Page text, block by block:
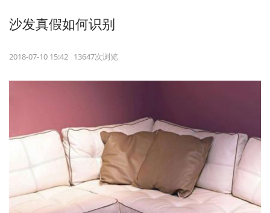
沙发真假如何识别
2018-07-10 15:42 13647次浏览